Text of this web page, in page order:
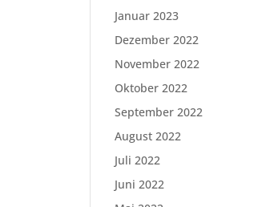
Januar 2023
Dezember 2022
November 2022
Oktober 2022
September 2022
August 2022
Juli 2022
Juni 2022